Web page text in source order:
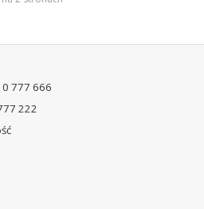
777 666
222